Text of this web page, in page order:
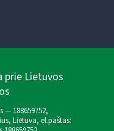
prie Lietuvos
— 188659752,
Lietuva, el.paštas: